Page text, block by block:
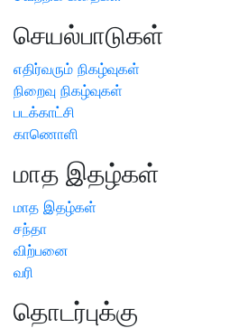
செயல்பாடுகள்
எதிர்வரும் நிகழ்வுகள்
நிறைவு நிகழ்வுகள்
படக்காட்சி
காணொளி
மாத இதழ்கள்
மாத இதழ்கள்
சந்தா
விற்பனை
வரி
தொடர்புக்கு